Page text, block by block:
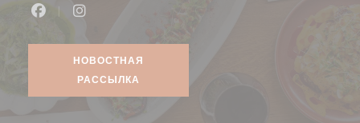
НОВОСТНАЯ
РАССЫЛКА